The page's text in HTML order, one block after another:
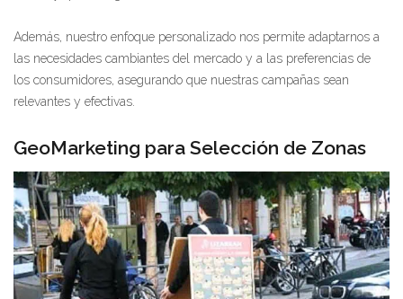
Además, nuestro enfoque personalizado nos permite adaptarnos a
las necesidades cambiantes del mercado y a las preferencias de
los consumidores, asegurando que nuestras campañas sean
relevantes y efectivas.
GeoMarketing para Selección de Zonas